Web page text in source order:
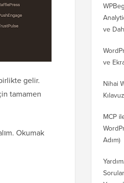
gelir.
tamamen
Okumak
ve
ve
Nihai
MCP
Adım)